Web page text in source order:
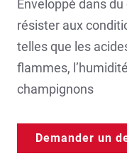
Enveloppé dans
résister aux
telles que les
flammes,
champignons
Demander un